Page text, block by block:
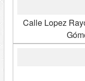
Calle Lopez